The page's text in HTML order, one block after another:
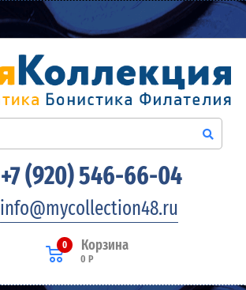
+7 (920) 546-66-04
info@mycollection48.ru
Корзина
0
0 Р